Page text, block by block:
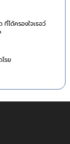
ที่ได้ครองใจเธอว์
รย